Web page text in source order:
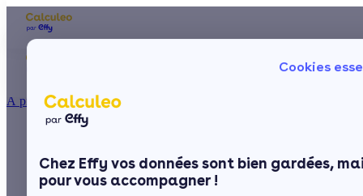
Cookies
Chez Effy vos données sont bien gardées,
pour vous accompagner !
À propos
Ma Prime Rénov'
Le chèque énergie
La TVA réduite
Nos conseils
Choisir entre laine de
verre et laine de